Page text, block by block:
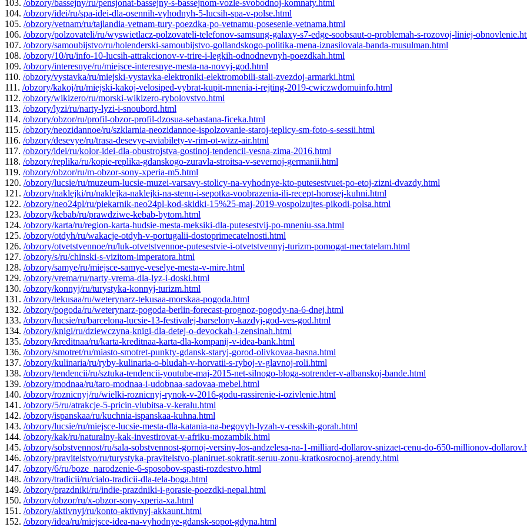
103. /obzory/bassejny/ru/pensjonat-bassejny-s-bassejnom-vozle-svobodnoj-komnaty.html
104. /obzory/idei/ru/spa-idei-dla-osennih-vyhodnyh-5-lucsih-spa-v-polse.html
105. /obzory/vetnam/ru/tajlandia-vetnam-tury-poezdka-po-vetnamu-posesenie-vetnama.html
106. /obzory/polzovateli/ru/wyswietlacz-polzovateli-telefonov-samsung-galaxy-s7-edge-soobsaut-o-problemah-s-rozovoj-liniej-
107. /obzory/samoubijstvo/ru/holenderski-samoubijstvo-gollandskogo-politika-mena-iznasilovala-banda-musulman.html
108. /obzory/10/ru/info-10-lucsih-attrakcionov-v-trire-i-legkih-odnodnevnyh-poezdkah.html
109. /obzory/interesnye/ru/miejsce-interesnye-mesta-na-novyj-god.html
110. /obzory/vystavka/ru/miejski-vystavka-elektroniki-elektromobili-stali-zvezdoj-armarki.html
111. /obzory/kakoj/ru/miejski-kakoj-velosiped-vybrat-kupit-mnenia-i-rejting-2019-cwiczwdomuinfo.html
112. /obzory/wikizero/ru/morski-wikizero-rybolovstvo.html
113. /obzory/lyzi/ru/narty-lyzi-i-snoubord.html
114. /obzory/obzor/ru/profil-obzor-profil-dzosua-sebastana-ficeka.html
115. /obzory/neozidannoe/ru/szklarnia-neozidannoe-ispolzovanie-staroj-teplicy-sm-foto-s-sessii.html
116. /obzory/desevye/ru/trasa-desevye-aviabilety-v-rim-ot-wizz-air.html
117. /obzory/idei/ru/kolor-idei-dla-obustrojstva-gostinoj-tendencii-vesna-zima-2016.html
118. /obzory/replika/ru/kopie-replika-gdanskogo-zuravla-stroitsa-v-severnoj-germanii.html
119. /obzory/obzor/ru/m-obzor-sony-xperia-m5.html
120. /obzory/lucsie/ru/muzeum-lucsie-muzei-varsavy-stolicy-na-vyhodnye-kto-putesestvuet-po-etoj-zizni-dvazdy.html
121. /obzory/naklejki/ru/naklejka-naklejki-na-stenu-i-sepotka-voobrazenia-ili-recept-horosej-kuhni.html
122. /obzory/neo24pl/ru/piekarnik-neo24pl-kod-skidki-15%25-maj-2019-vospolzujtes-pikodi-polsa.html
123. /obzory/kebab/ru/prawdziwe-kebab-bytom.html
124. /obzory/karta/ru/region-karta-hudsie-mesta-meksiki-dla-putesestvij-po-mneniu-ssa.html
125. /obzory/otdyh/ru/wakacje-otdyh-v-portugalii-dostoprimecatelnosti.html
126. /obzory/otvetstvennoe/ru/luk-otvetstvennoe-putesestvie-i-otvetstvennyj-turizm-pomogat-mectatelam.html
127. /obzory/s/ru/chinski-s-vizitom-imperatora.html
128. /obzory/samye/ru/miejsce-samye-veselye-mesta-v-mire.html
129. /obzory/vrema/ru/narty-vrema-dla-lyz-i-doski.html
130. /obzory/konnyj/ru/turystyka-konnyj-turizm.html
131. /obzory/tekusaa/ru/weterynarz-tekusaa-morskaa-pogoda.html
132. /obzory/pogoda/ru/weterynarz-pogoda-berlin-forecast-prognoz-pogody-na-6-dnej.html
133. /obzory/lucsie/ru/barcelona-lucsie-13-festivalej-barselony-kazdyj-god-ves-god.html
134. /obzory/knigi/ru/dziewczyna-knigi-dla-detej-o-devockah-i-zensinah.html
135. /obzory/kreditnaa/ru/karta-kreditnaa-karta-dla-kompanij-v-idea-bank.html
136. /obzory/smotret/ru/miasto-smotret-punkty-gdansk-staryj-gorod-olivkovaa-basna.html
137. /obzory/kulinaria/ru/ryby-kulinaria-o-bludah-v-horvatii-s-ryboj-v-glavnoj-roli.html
138. /obzory/tendencii/ru/sztuka-tendencii-youtube-maj-2015-net-silnogo-bloga-sotrender-v-albanskoj-bande.html
139. /obzory/modnaa/ru/taro-modnaa-i-udobnaa-sadovaa-mebel.html
140. /obzory/roznicnyj/ru/wielki-roznicnyj-rynok-v-2016-godu-rassirenie-i-ozivlenie.html
141. /obzory/5/ru/atrakcje-5-pricin-vlubitsa-v-keralu.html
142. /obzory/ispanskaa/ru/kuchnia-ispanskaa-kuhna.html
143. /obzory/lucsie/ru/miejsce-lucsie-mesta-dla-katania-na-begovyh-lyzah-v-cesskih-gorah.html
144. /obzory/kak/ru/naturalny-kak-investirovat-v-afriku-mozambik.html
145. /obzory/sobstvennost/ru/sala-sobstvennost-gornoj-versiny-los-andzelesa-na-1-milliard-dollarov-snizaet-cenu-do-650-millionov-
146. /obzory/pravitelstvo/ru/turystyka-pravitelstvo-planiruet-sokratit-seruu-zonu-kratkosrocnoj-arendy.html
147. /obzory/6/ru/boze_narodzenie-6-sposobov-spasti-rozdestvo.html
148. /obzory/tradicii/ru/cialo-tradicii-dla-tela-boga.html
149. /obzory/prazdniki/ru/indie-prazdniki-i-gorasie-poezdki-nepal.html
150. /obzory/obzor/ru/x-obzor-sony-xperia-xa.html
151. /obzory/aktivnyj/ru/konto-aktivnyj-akkaunt.html
152. /obzory/idea/ru/miejsce-idea-na-vyhodnye-gdansk-sopot-gdyna.html